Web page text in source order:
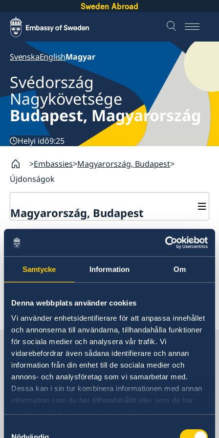
Samtycke Information Om
Denna webbplats använder cookies
Vi använder enhetsidentifierare för att anpassa innehållet
och annonserna till användarna, tillhandahålla funktioner
för sociala medier och analysera vår trafik. Vi
vidarebefordrar även sådana identifierare och annan
information från din enhet till de sociala medier och
annons- och analysföretag som vi samarbetar med.
Dessa kan i sin tur kombinera informationen med annan
information som du har tillhandahållit eller som de har
Sweden Abroad
SvenskaEnglishMagyar
Svédország
Nagykövetsége
Budapest, Magyarország
Helyi idő9:25
Embassies Magyarország, Budapest
Újdonságok
Magyarország, Budapest
Kapcsolat
Rólunk
Raoul Wallenberg
Újdonságok
Újdonságok
Itt tesszük közzé a nagykövetség
tevékenységéhez kapcsolódó híreket,
valamint tájékoztatást adunk például a
rendkívüli nyitvatartási időkről is.
Svédország Magyarországon
SVÉDORSZÁG NAGYKÖVETSÉGE
Cím
Svédország Nagykövetsége